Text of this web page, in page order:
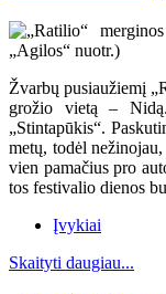
Žvarbų pusiaužiemį
grožio vietą –
„Stintapūkis“.
metų, todėl
vien pamačius pro
tos festivalio dienos
Įvykiai
Skaityti daugiau...